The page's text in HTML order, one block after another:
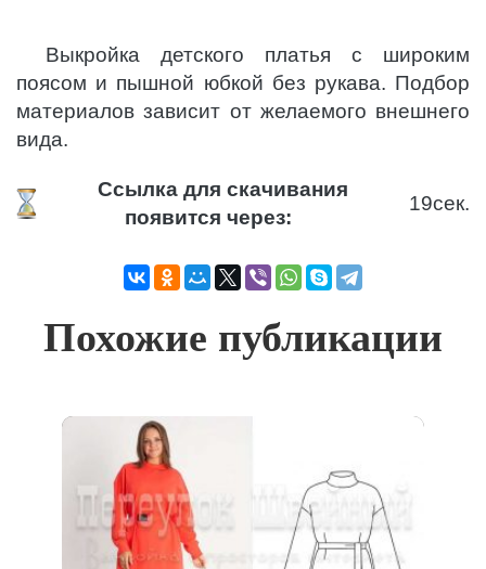
Выкройка детского платья с широким
поясом и пышной юбкой без рукава. Подбор
материалов зависит от желаемого внешнего
вида.
Ссылка для скачивания
появится через:
19сек.
Похожие публикации